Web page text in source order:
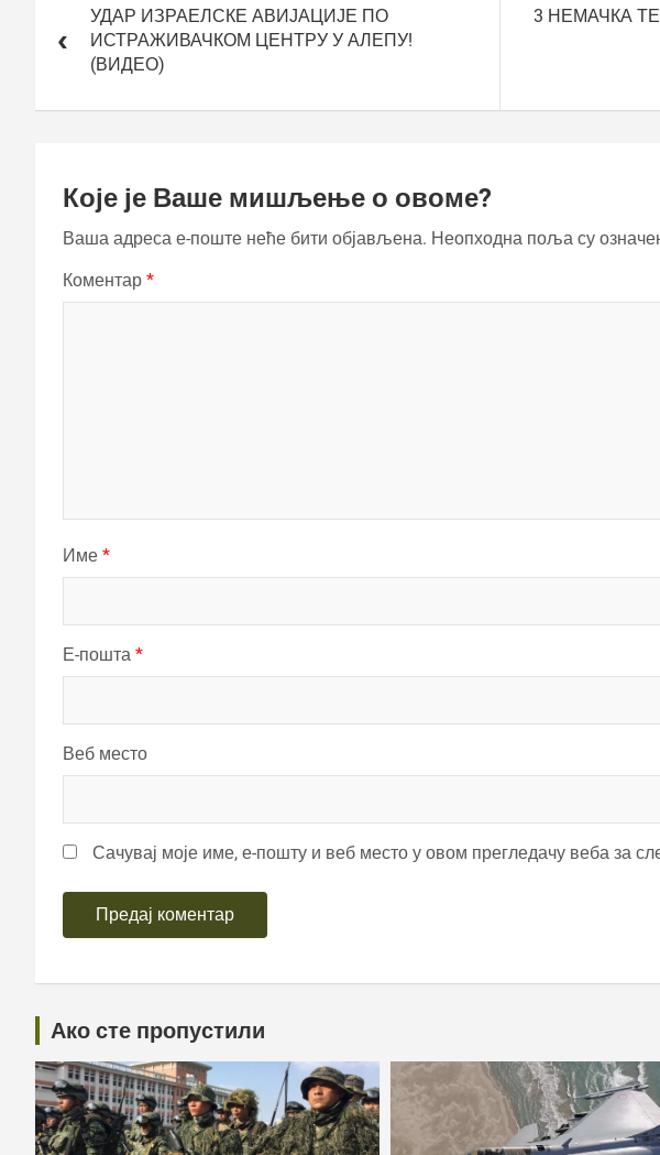
чланкаУДАР ИЗРАЕЛСКЕ АВИЈАЦИЈЕ ПО
ИСТРАЖИВАЧКОМ ЦЕНТРУ У АЛЕПУ!
(ВИДЕО)
3 НЕМАЧКА
Које је Ваше мишљење о овоме?
Ваша адреса е-поште неће бити објављена. Неопходна поља су
Коментар *
Име *
Е-пошта *
Веб место
Сачувај моје име, е-пошту и веб место у овом прегледачу веба за
Ако сте пропустили